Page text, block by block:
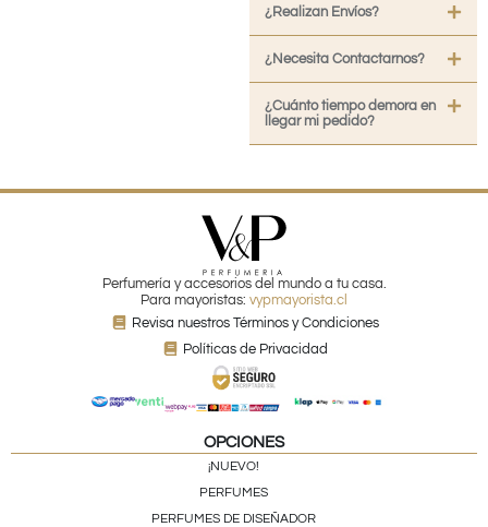
¿Realizan Envíos?
¿Necesita Contactarnos?
¿Cuánto tiempo demora en
llegar mi pedido?
Perfumería y accesorios del mundo a tu casa.
Para mayoristas: vypmayorista.cl
Revisa nuestros Términos y Condiciones
Políticas de Privacidad
OPCIONES
¡NUEVO!
PERFUMES
PERFUMES DE DISEÑADOR